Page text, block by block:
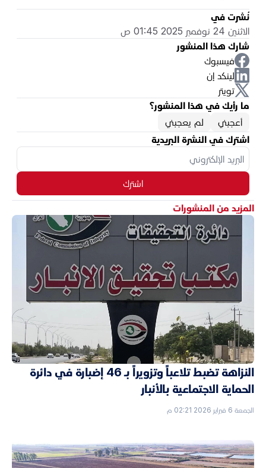
نُشرت في
الاثنين 24 نوفمبر 2025 01:45 ص
شارك هذا المنشور
فيسبوك
لينكد إن
تويتر
ما رأيك في هذا المنشور؟
أعجبني
لم يعجبني
اشترك في النشرة البريدية
اشترك
المزيد من المنشورات
النزاهة تضبط تلاعباً وتزويراً بـ 46 إضبارة في دائرة
الحماية الاجتماعية بالأنبار
الجمعة 6 فبراير 2026 02:21 م